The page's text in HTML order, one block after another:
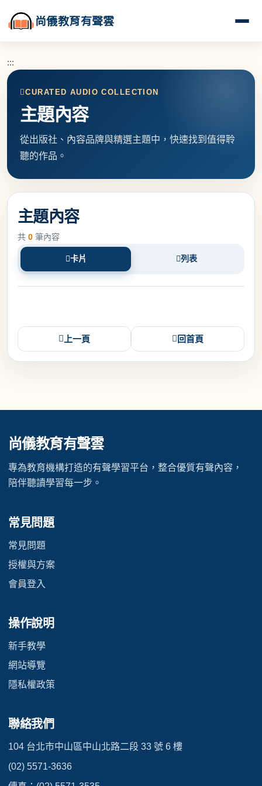
尚儀教育有聲雲
:::
CURATED AUDIO COLLECTION
主題內容
從出版社、內容品牌與精選主題中，快速找到值得聆
聽的作品。
主題內容
共 0 筆內容
卡片 列表
上一頁 回首頁
尚儀教育有聲雲
專為教育機構打造的有聲學習平台，整合優質有聲內容，
陪伴聽讀學習每一步。
常見問題
常見問題
授權與方案
會員登入
操作說明
新手教學
網站導覽
隱私權政策
聯絡我們
104 台北市中山區中山北路二段 33 號 6 樓
(02) 5571-3636